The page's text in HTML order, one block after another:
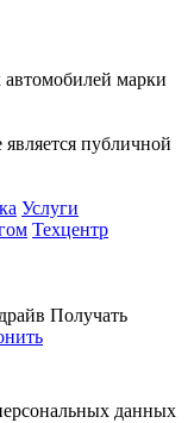
марки
публичной
Услуги
Техцентр
Получать
данных